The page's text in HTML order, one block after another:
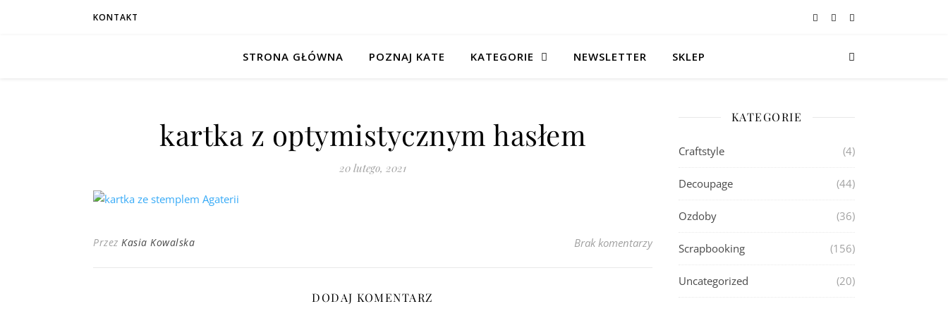
KONTAKT
STRONA GŁÓWNA POZNAJ KATE KATEGORIE NEWSLETTER SKLEP
kartka z optymistycznym hasłem
20 lutego, 2021
Przez Kasia Kowalska Brak komentarzy
DODAJ KOMENTARZ
KATEGORIE
Craftstyle (4)
Decoupage (44)
Ozdoby (36)
Scrapbooking (156)
Uncategorized (20)